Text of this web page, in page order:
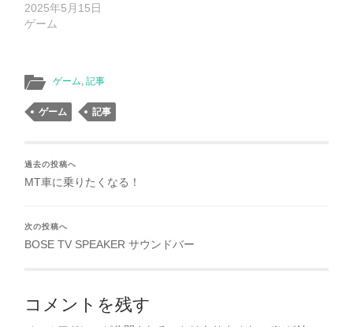
2025年5月15日
ゲーム
ゲーム ,記事
ゲーム 記事
過去の投稿へ
MT車に乗りたくなる！
次の投稿へ
BOSE TV SPEAKER サウンドバー
コメントを残す